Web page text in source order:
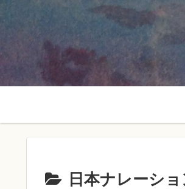
日本ナレーシ